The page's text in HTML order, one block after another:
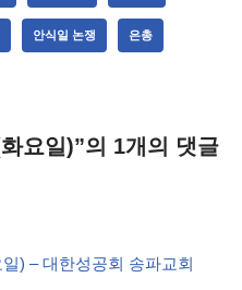
안식일 논쟁 은총
요일)”의 1개의 댓글
) – 대한성공회 송파교회